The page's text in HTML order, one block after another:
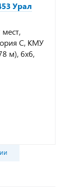
Урал
С, КМУ
м), 6х6,